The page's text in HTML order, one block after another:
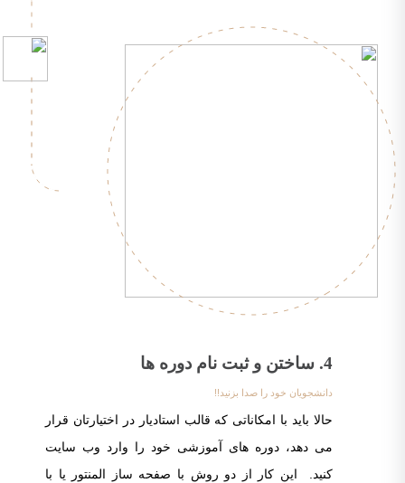
4. ساختن و ثبت نام دوره ها
دانشجویان خود را صدا بزنید!!
حالا باید با امکاناتی که قالب استادیار در اختیارتان قرار
می دهد، دوره های آموزشی خود را وارد وب سایت
کنید. این کار از دو روش با صفحه ساز المنتور یا با